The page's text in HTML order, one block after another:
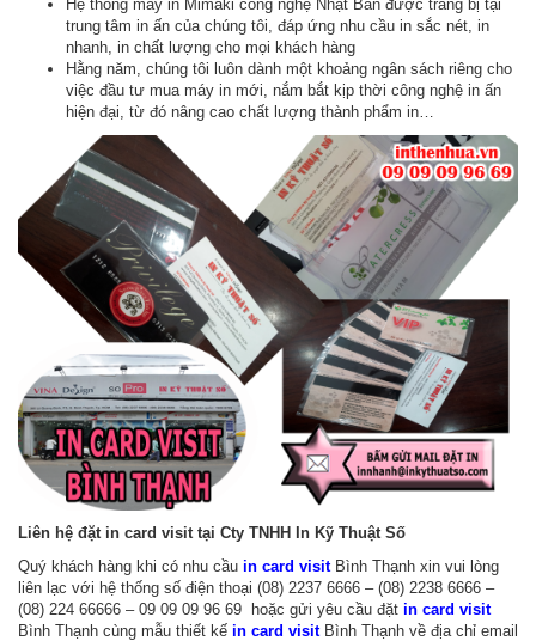
Hệ thống máy in Mimaki công nghệ Nhật Bản được trang bị tại
trung tâm in ấn của chúng tôi, đáp ứng nhu cầu in sắc nét, in
nhanh, in chất lượng cho mọi khách hàng
Hằng năm, chúng tôi luôn dành một khoảng ngân sách riêng cho
việc đầu tư mua máy in mới, nắm bắt kịp thời công nghệ in ấn
hiện đại, từ đó nâng cao chất lượng thành phẩm in…
Liên hệ đặt in card visit tại Cty TNHH In Kỹ Thuật Số
Quý khách hàng khi có nhu cầu in card visitBình Thạnh xin vui lòng
liên lạc với hệ thống số điện thoại (08) 2237 6666 – (08) 2238 6666 –
(08) 224 66666 – 09 09 09 96 69 hoặc gửi yêu cầu đặt in card visit
Bình Thạnh cùng mẫu thiết kế in card visitBình Thạnh về địa chỉ email